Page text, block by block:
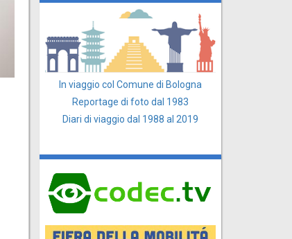
In viaggio col Comune di Bologna
Reportage di foto dal 1983
Diari di viaggio dal 1988 al 2019